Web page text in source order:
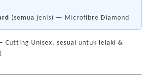
(semua jenis) — Microfibre Diamond
Cutting Unisex, sesuai untuk lelaki &